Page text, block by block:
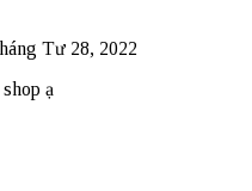
Tư 28, 2022
ạ